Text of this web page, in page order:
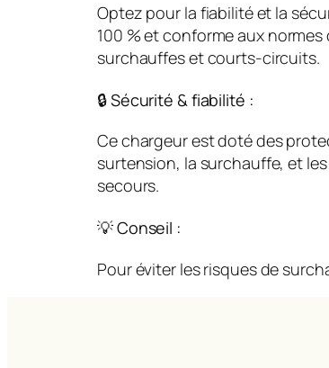
Optez pour la fiabilité et la
100 % et conforme aux
surchauffes et courts-circuits.
🔒 Sécurité & fiabilité :
Ce chargeur est doté des
surtension, la surchauffe, et
secours.
💡 Conseil :
Pour éviter les risques de